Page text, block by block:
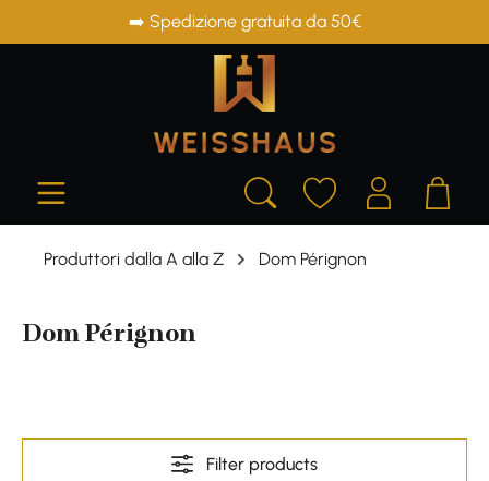
➡️ Spedizione gratuita da 50€
Produttori dalla A alla Z Dom Pérignon
Dom Pérignon
Filter products